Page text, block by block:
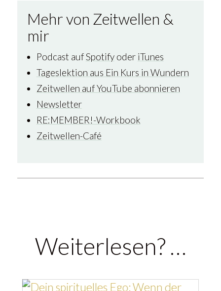
Mehr von Zeitwellen &
mir
Podcast aufSpotifyoder iTunes
Tageslektion aus Ein Kurs in Wundern
Zeitwellen auf YouTube abonnieren
Newsletter
RE:MEMBER!-Workbook
Zeitwellen-Café
Weiterlesen? …